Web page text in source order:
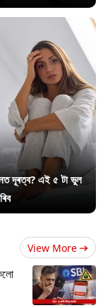
দূৰত্ব? এই ৫ টা ভুল
View More